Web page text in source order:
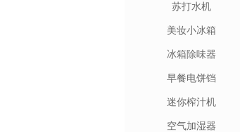
苏打水机
美妆小冰箱
冰箱除味器
早餐电饼铛
迷你榨汁机
空气加湿器